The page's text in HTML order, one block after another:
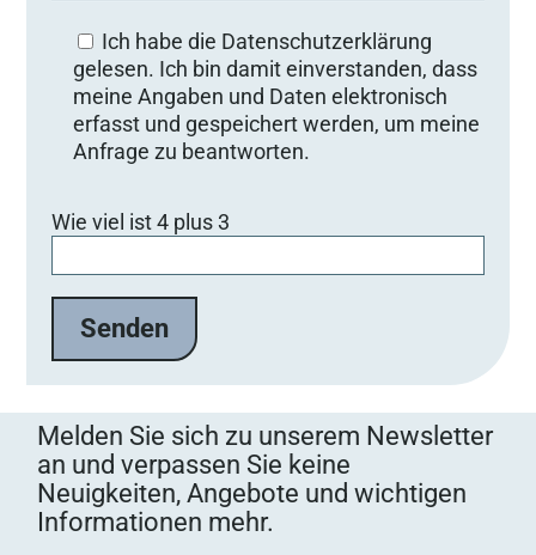
Ich habe die Datenschutzerklärung
gelesen. Ich bin damit einverstanden, dass
meine Angaben und Daten elektronisch
erfasst und gespeichert werden, um meine
Anfrage zu beantworten.
Wie viel ist 4 plus 3
Melden Sie sich zu unserem Newsletter
an und verpassen Sie keine
Neuigkeiten, Angebote und wichtigen
Informationen mehr.